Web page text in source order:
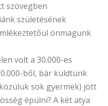
szövegben
születésének
önmagunk
volt a 30.000-es
ből, bár küldtünk
sok gyermek) jött
épülni? A két atya